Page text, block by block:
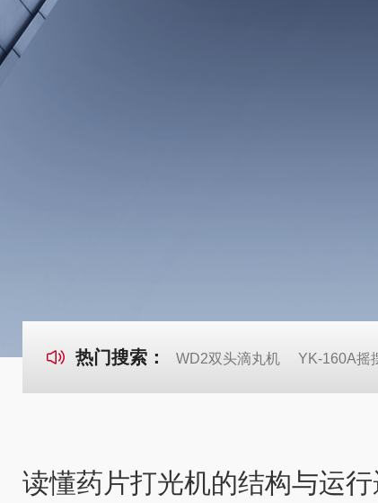
热门搜索： WD2双头滴丸机 YK-160A摇
读懂药片打光机的结构与运